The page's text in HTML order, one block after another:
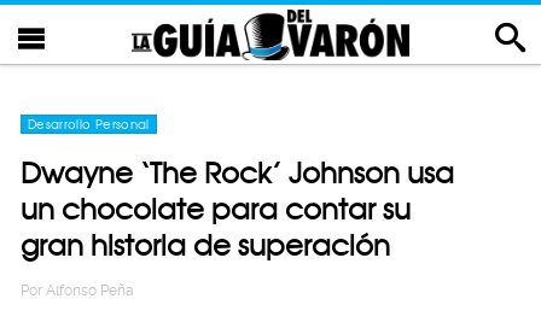
Desarrollo Personal
Dwayne ‘The Rock’ Johnson usa
un chocolate para contar su
gran historia de superación
Por Alfonso Peña